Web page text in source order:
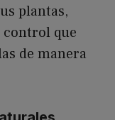
plantas,
control que
de manera